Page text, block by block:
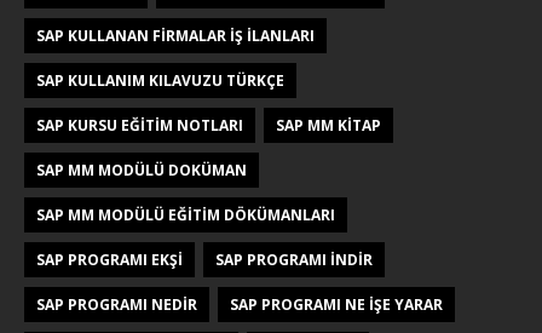
SAP KULLANAN FIRMALAR IŞ ILANLARI
SAP KULLANIM KILAVUZU TÜRKÇE
SAP KURSU EĞITIM NOTLARI SAP MM KITAP
SAP MM MODÜLÜ DOKÜMAN
SAP MM MODÜLÜ EĞITIM DÖKÜMANLARI
SAP PROGRAMI EKŞI SAP PROGRAMI INDIR
SAP PROGRAMI NEDIR SAP PROGRAMI NE IŞE YARAR